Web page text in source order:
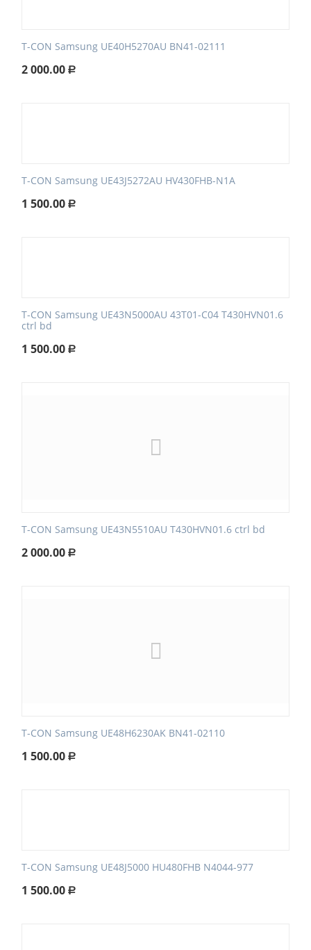
T-CON Samsung UE40H5270AU BN41-02111
2 000.00 Р
T-CON Samsung UE43J5272AU HV430FHB-N1A
1 500.00 Р
T-CON Samsung UE43N5000AU 43T01-C04 T430HVN01.6
ctrl bd
1 500.00 Р
T-CON Samsung UE43N5510AU T430HVN01.6 ctrl bd
2 000.00 Р
T-CON Samsung UE48H6230AK BN41-02110
1 500.00 Р
T-CON Samsung UE48J5000 HU480FHB N4044-977
1 500.00 Р